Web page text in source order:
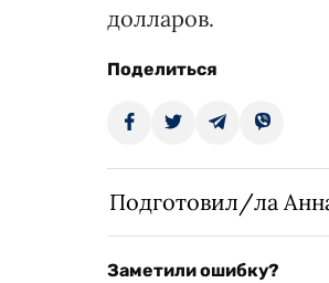
долларов.
Поделиться
Подготовил/ла
Заметили ошибку?